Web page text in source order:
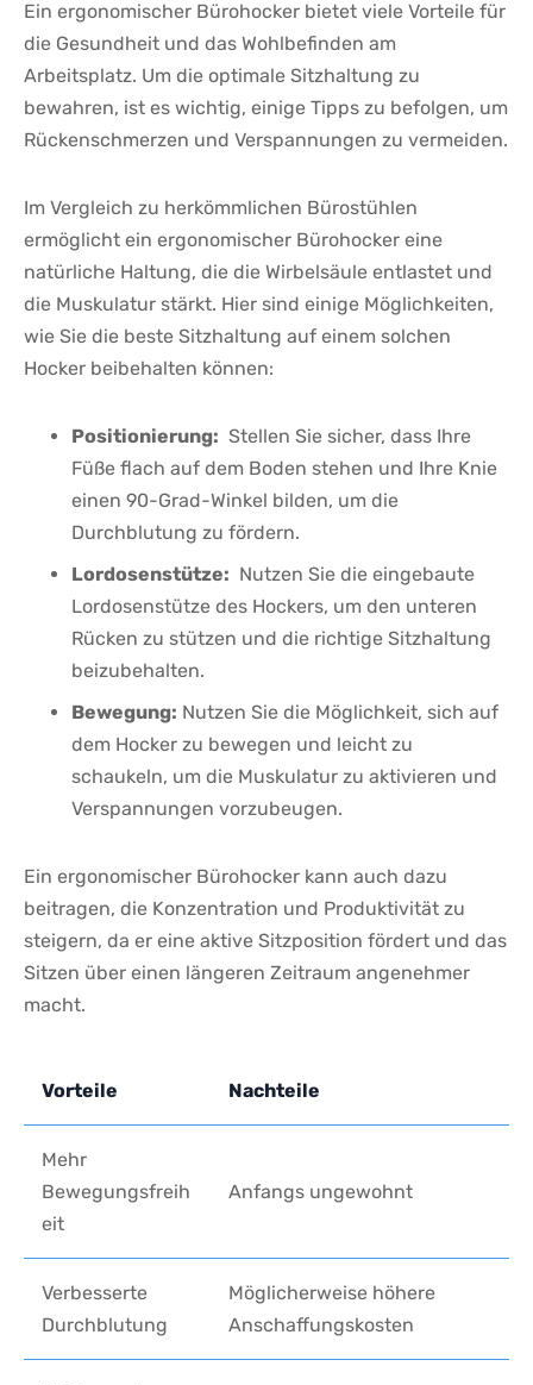
Ein ergonomischer Bürohocker bietet viele Vorteile ⁤für
die Gesundheit und das Wohlbefinden am‌
Arbeitsplatz. Um die optimale Sitzhaltung zu
bewahren, ist es wichtig, einige Tipps zu befolgen, um⁤
Rückenschmerzen ⁢und Verspannungen zu vermeiden.
Im Vergleich ⁤zu herkömmlichen Bürostühlen
ermöglicht ein ergonomischer⁤ Bürohocker ‍eine
natürliche Haltung, die die⁤ Wirbelsäule⁢ entlastet und
die Muskulatur stärkt. Hier sind‌ einige Möglichkeiten,
wie Sie die beste Sitzhaltung‌ auf einem ‌solchen
⁣Hocker beibehalten können:
Positionierung: ⁣ Stellen Sie‌ sicher, dass Ihre
Füße flach ⁢auf dem Boden ​stehen und ⁢Ihre Knie
einen ⁢90-Grad-Winkel bilden, um die
Durchblutung zu fördern.
Lordosenstütze: ​ Nutzen Sie die ⁢eingebaute
Lordosenstütze des Hockers, um den ​unteren
Rücken zu stützen und die richtige Sitzhaltung
beizubehalten.
Bewegung: Nutzen Sie die Möglichkeit, sich​ auf
dem Hocker zu bewegen und leicht zu
schaukeln, um die Muskulatur zu ‌aktivieren und
Verspannungen ⁢vorzubeugen.
Ein ergonomischer Bürohocker kann auch⁢ dazu
beitragen, ​die Konzentration ​und Produktivität zu
steigern,‍ da er eine aktive Sitzposition fördert und das‌
Sitzen über einen längeren Zeitraum angenehmer
macht.
Vorteile Nachteile
Mehr
⁤Bewegungsfreih
eit
Anfangs ungewohnt
Verbesserte
Durchblutung
Möglicherweise höhere
Anschaffungskosten